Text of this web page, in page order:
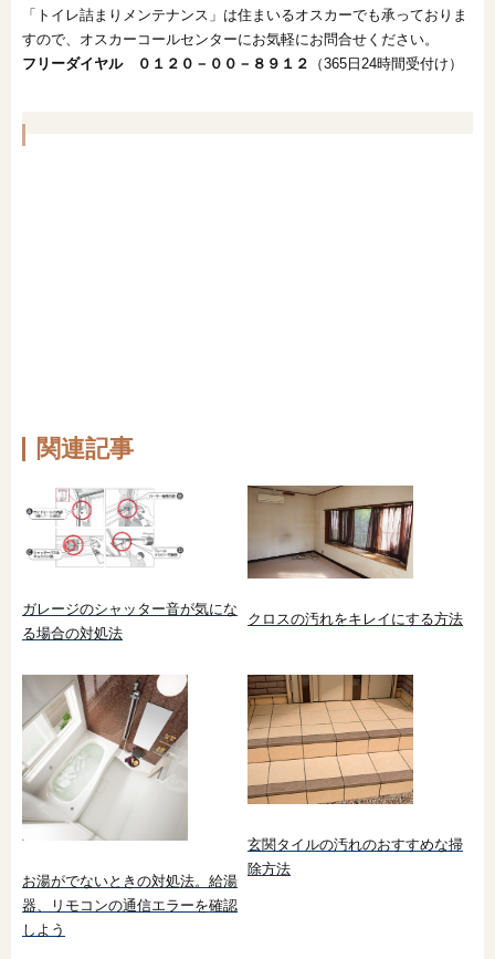
「トイレ詰まりメンテナンス」は住まいるオスカーでも承っておりま
すので、オスカーコールセンターにお気軽にお問合せください。
フリーダイヤル ０１２０－００－８９１２
（365日24時間受付け）
関連記事
ガレージのシャッター音が気にな
る場合の対処法
クロスの汚れをキレイにする方法
お湯がでないときの対処法。給湯
器、リモコンの通信エラーを確認
しよう
玄関タイルの汚れのおすすめな掃
除方法